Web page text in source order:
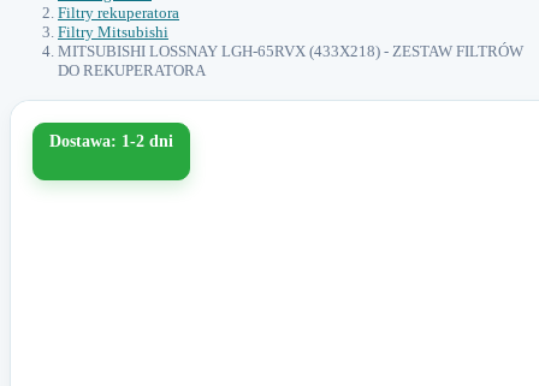
Filtry rekuperatora
Filtry Mitsubishi
MITSUBISHI LOSSNAY LGH-65RVX (433X218) - ZESTAW FILTRÓW
DO REKUPERATORA
Dostawa: 1-2 dni